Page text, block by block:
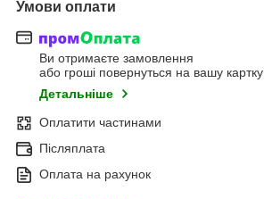
Умови оплати
Ви отримаєте замовлення
або гроші повернуться на вашу картку
Детальніше
Оплатити частинами
Післяплата
Оплата на рахунок